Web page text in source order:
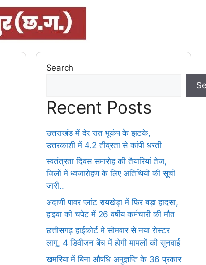
Search
Recent Posts
उत्तराखंड में देर रात भूकंप के झटके,
उत्तरकाशी में 4.2 तीव्रता से कांपी धरती
स्वतंत्रता दिवस समारोह की तैयारियां तेज,
जिलों में ध्वजारोहण के लिए अतिथियों की सूची
जारी..
अदाणी पावर प्लांट रायखेड़ा में फिर बड़ा हादसा,
हाइवा की चपेट में 26 वर्षीय कर्मचारी की मौत
छत्तीसगढ़ हाईकोर्ट में सोमवार से नया रोस्टर
लागू, 4 डिवीजन बेंच में होगी मामलों की सुनवाई
खमरिया में बिना औषधि अनुज्ञप्ति के 36 प्रकार